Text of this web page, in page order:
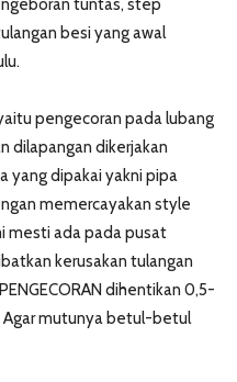
tuntas, step
besi yang awal
pengecoran pada lubang
dilapangan dikerjakan
yang dipakai yakni pipa
memercayakan style
mesti ada pada pusat
kerusakan tulangan
dihentikan 0,5-
Agar mutunya betul-betul